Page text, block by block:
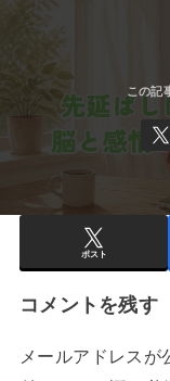
ポスト
コメントを残す
メールアドレスが